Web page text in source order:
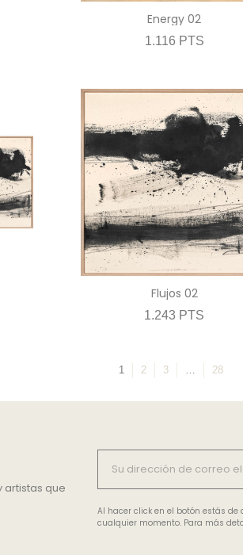
Energy 02
1.116 PTS
Flujos 02
1.243 PTS
1 2 3 … 28
artistas que
Al hacer click en el botón estás
cualquier momento. Para más